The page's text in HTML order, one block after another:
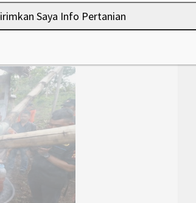
dengan proses pengendapan sebelum
Saya Info Pertanian